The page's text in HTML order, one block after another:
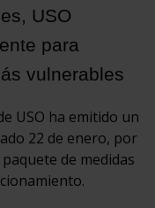
USO
para
vulnerables
USO ha emitido un
22 de enero, por
de medidas